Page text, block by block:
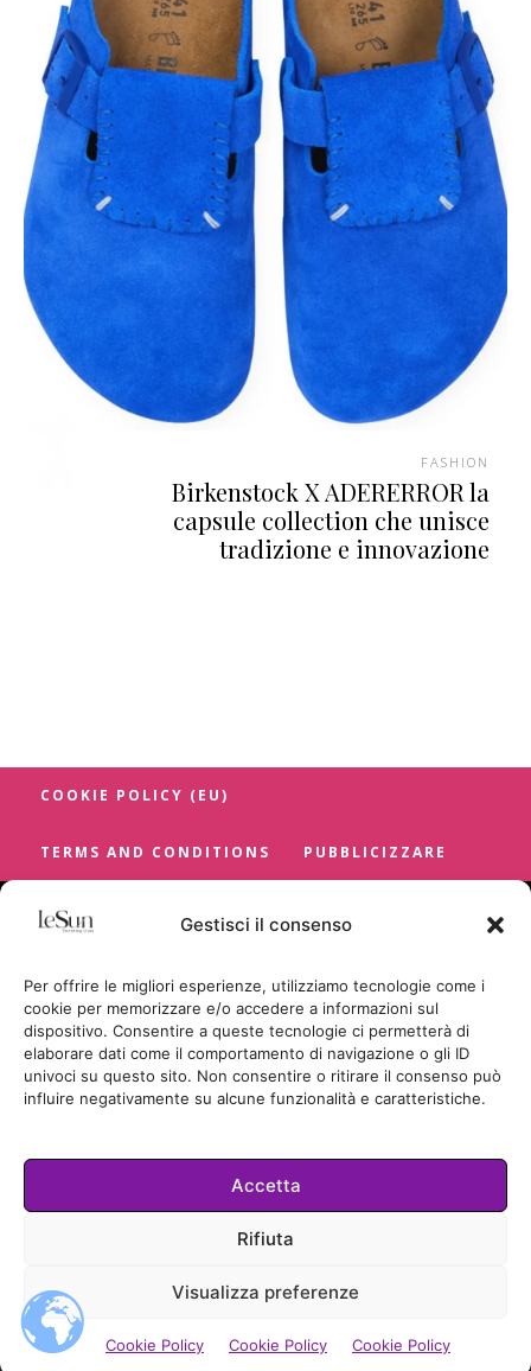
Gestisci il consenso
Per offrire le migliori esperienze, utilizziamo tecnologie come i
cookie per memorizzare e/o accedere a informazioni sul
dispositivo. Consentire a queste tecnologie ci permetterà di
elaborare dati come il comportamento di navigazione o gli ID
univoci su questo sito. Non consentire o ritirare il consenso può
influire negativamente su alcune funzionalità e caratteristiche.
Accetta
Rifiuta
Visualizza preferenze
Cookie Policy Cookie Policy Cookie Policy
FASHION
Birkenstock X ADERERROR la
capsule collection che unisce
tradizione e innovazione
COOKIE POLICY (EU)
TERMS AND CONDITIONS PUBBLICIZZARE
Cookie Policy
© LESUN.IT BY SUNCICA BADRIC